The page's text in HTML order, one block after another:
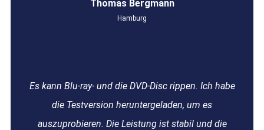
Thomas Bergmann
Hamburg
Es kann Blu-ray- und die DVD-Disc rippen. Ich habe
die Testversion heruntergeladen, um es
auszuprobieren. Die Leistung ist stabil und die